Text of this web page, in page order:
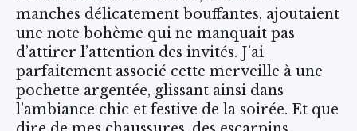
manches délicatement bouffantes, ajoutaient
une note bohème qui ne manquait pas
d’attirer l’attention des invités. J’ai
parfaitement associé cette merveille à une
pochette argentée, glissant ainsi dans
l’ambiance chic et festive de la soirée. Et que